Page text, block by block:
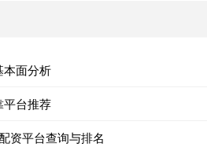
本面分析
平台推荐
资平台查询与排名